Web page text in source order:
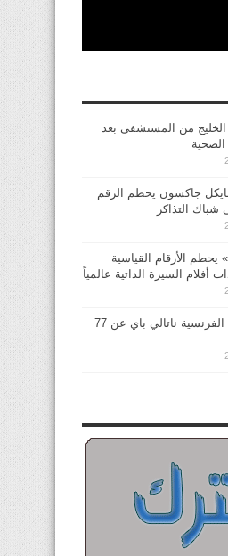
من المستشفى بعد
جاكسون يحطم الرقم
شباك التذاكر
يحطم الأرقام القياسية
أفلام السيرة الذاتية عالمياً
وفاة الممثلة الفرنسية ناتالي باي عن 77